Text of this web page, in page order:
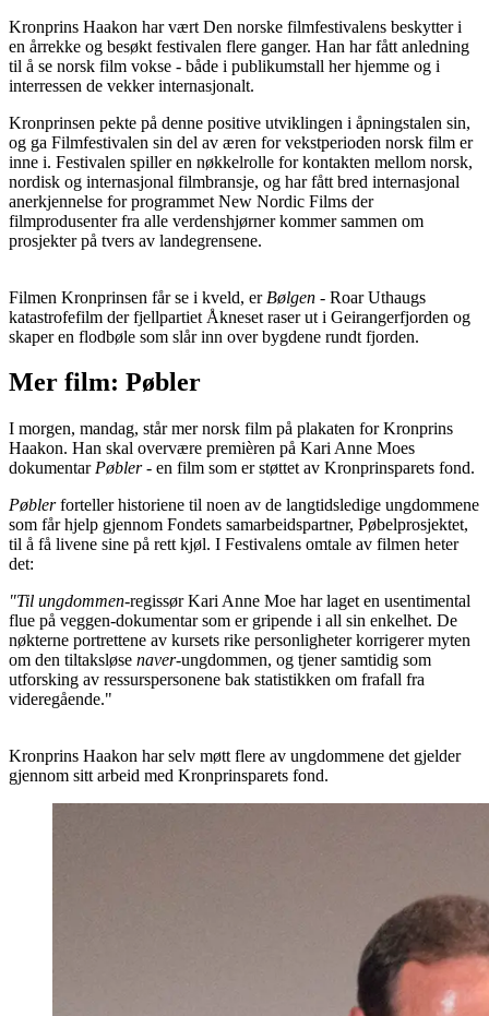
Kronprins Haakon har vært Den norske filmfestivalens beskytter i
en årrekke og besøkt festivalen flere ganger. Han har fått anledning
til å se norsk film vokse - både i publikumstall her hjemme og i
interressen de vekker internasjonalt.
Kronprinsen pekte på denne positive utviklingen i åpningstalen sin,
og ga Filmfestivalen sin del av æren for vekstperioden norsk film er
inne i. Festivalen spiller en nøkkelrolle for kontakten mellom norsk,
nordisk og internasjonal filmbransje, og har fått bred internasjonal
anerkjennelse for programmet New Nordic Films der
filmprodusenter fra alle verdenshjørner kommer sammen om
prosjekter på tvers av landegrensene.
Filmen Kronprinsen får se i kveld, er Bølgen - Roar Uthaugs
katastrofefilm der fjellpartiet Åkneset raser ut i Geirangerfjorden og
skaper en flodbøle som slår inn over bygdene rundt fjorden.
Mer film: Pøbler
I morgen, mandag, står mer norsk film på plakaten for Kronprins
Haakon. Han skal overvære premièren på Kari Anne Moes
dokumentar Pøbler - en film som er støttet av Kronprinsparets fond.
Pøblerforteller historiene til noen av de langtidsledige ungdommene
som får hjelp gjennom Fondets samarbeidspartner, Pøbelprosjektet,
til å få livene sine på rett kjøl. I Festivalens omtale av filmen heter
det:
"Til ungdommen-regissør Kari Anne Moe har laget en usentimental
flue på veggen-dokumentar som er gripende i all sin enkelhet. De
nøkterne portrettene av kursets rike personligheter korrigerer myten
om den tiltaksløse naver-ungdommen, og tjener samtidig som
utforsking av ressurspersonene bak statistikken om frafall fra
videregående."
Kronprins Haakon har selv møtt flere av ungdommene det gjelder
gjennom sitt arbeid med Kronprinsparets fond.